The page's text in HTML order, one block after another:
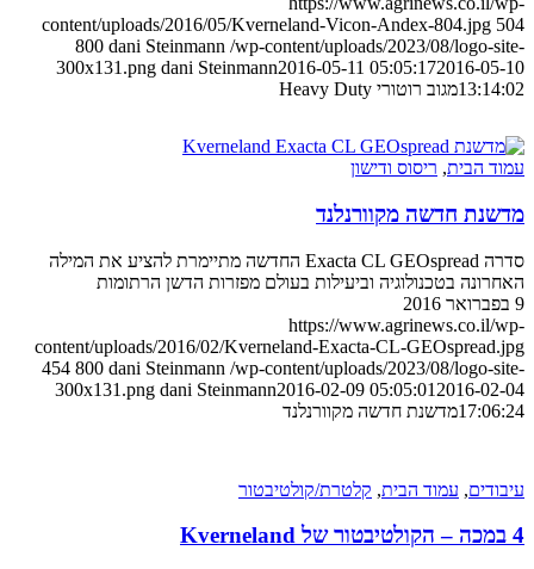
content/uploads/2016/05/Kverneland-Vicon-Andex-804.jpg 504
800 dani Steinmann /wp-content/uploads/2023/08/logo-site-
300x131.png dani Steinmann2016-05-11 05:05:172016-05-10
13:14:02מגוב רוטורי Heavy Duty
עמוד הבית, ריסוס ודישון
מדשנת חדשה מקוורנלנד
סדרה Exacta CL GEOspread החדשה מתיימרת להציע את המילה
האחרונה בטכנולוגיה וביעילות בעולם מפזרות הדשן הרתומות
9 בפברואר 2016
https://www.agrinews.co.il/wp-
content/uploads/2016/02/Kverneland-Exacta-CL-GEOspread.jpg
454 800 dani Steinmann /wp-content/uploads/2023/08/logo-site-
300x131.png dani Steinmann2016-02-09 05:05:01 2016-02-04
17:06:24מדשנת חדשה מקוורנלנד
עיבודים, עמוד הבית, קלטרת/קולטיבטור
4 במכה – הקולטיבטור של Kverneland